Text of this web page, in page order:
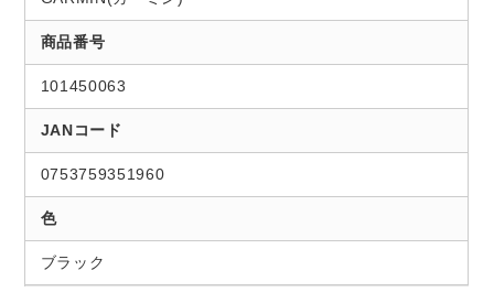
商品番号
101450063
JANコード
0753759351960
色
ブラック